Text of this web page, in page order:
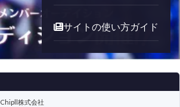
サイトの使い方ガイド
Chipll株式会社